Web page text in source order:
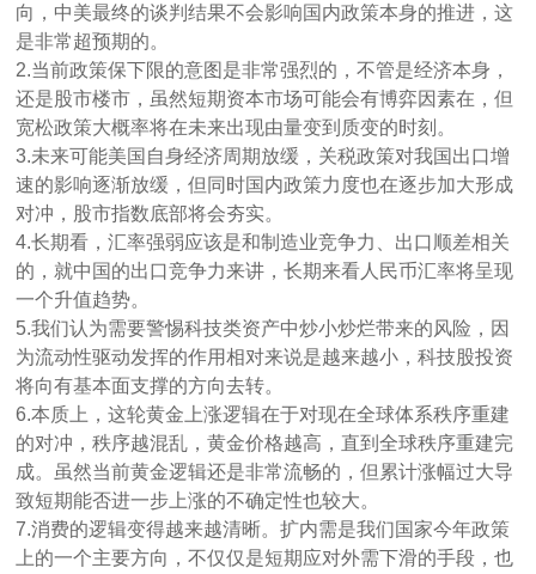
向，中美最终的谈判结果不会影响国内政策本身的推进，这
是非常超预期的。
2.当前政策保下限的意图是非常强烈的，不管是经济本身，
还是股市楼市，虽然短期资本市场可能会有博弈因素在，但
宽松政策大概率将在未来出现由量变到质变的时刻。
3.未来可能美国自身经济周期放缓，关税政策对我国出口增
速的影响逐渐放缓，但同时国内政策力度也在逐步加大形成
对冲，股市指数底部将会夯实。
4.长期看，汇率强弱应该是和制造业竞争力、出口顺差相关
的，就中国的出口竞争力来讲，长期来看人民币汇率将呈现
一个升值趋势。
5.我们认为需要警惕科技类资产中炒小炒烂带来的风险，因
为流动性驱动发挥的作用相对来说是越来越小，科技股投资
将向有基本面支撑的方向去转。
6.本质上，这轮黄金上涨逻辑在于对现在全球体系秩序重建
的对冲，秩序越混乱，黄金价格越高，直到全球秩序重建完
成。虽然当前黄金逻辑还是非常流畅的，但累计涨幅过大导
致短期能否进一步上涨的不确定性也较大。
7.消费的逻辑变得越来越清晰。扩内需是我们国家今年政策
上的一个主要方向，不仅仅是短期应对外需下滑的手段，也